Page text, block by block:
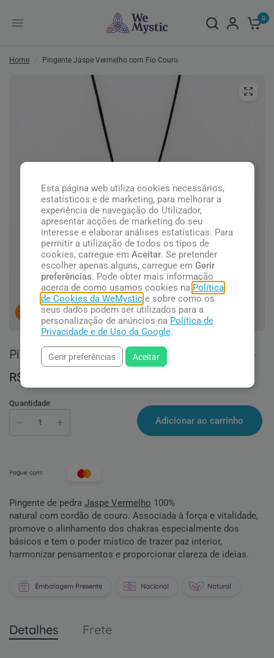
0
Home Pingente Jaspe Vermelho com Fio Couro
pessoas concluindo esta compra.
Pingente Jaspe Vermelho com Fio Couro
R$ 38,90
Quantidade
Adicionar ao carrinho
Pague com:
Pingente de pedra Jaspe Vermelho 100%
natural com cordão de couro. Associada à força e vitalidade,
promove o alinhamento dos chakras especialmente dos
básicos e tem o poder místico de trazer paz interior,
harmonizar pensamentos e proporcionar clareza de ideias.
Embalagem Presente Nacional Natural
Detalhes Frete
Esta página web utiliza cookies necessários,
estatísticos e de marketing, para melhorar a
experiência de navegação do Utilizador,
apresentar acções de marketing do seu
interesse e elaborar análises estatísticas. Para
permitir a utilização de todos os tipos de
cookies, carregue em Aceitar. Se pretender
escolher apenas alguns, carregue em Gerir
preferências. Pode obter mais informação
acerca de como usamos cookies na Política
de Cookies da WeMystice sobre como os
seus dados podem ser utilizados para a
personalização de anúncios na Política de
Privacidade e de Uso da Google.
Gerir preferências Aceitar